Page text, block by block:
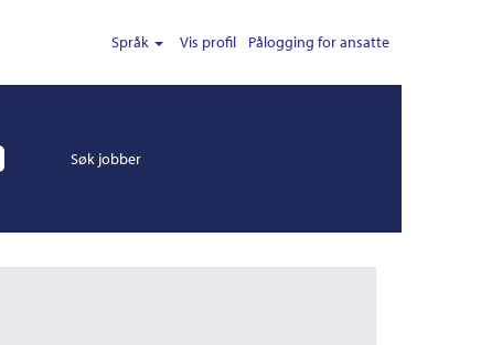
Språk Vis profil Pålogging for ansatte